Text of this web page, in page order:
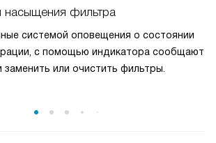
приготовлении или мощное
при интенсивной жарке. Это
решением для любых
и сохраняет воздух на кухне свежим
насыщения фильтра
системой оповещения о состоянии
с помощью индикатора сообщают
или очистить фильтры.